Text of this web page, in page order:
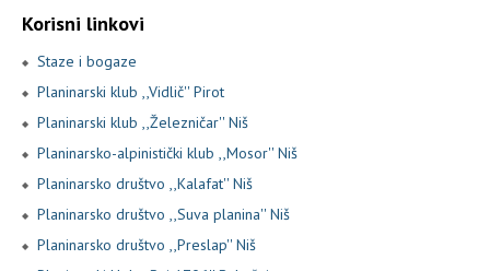
Korisni linkovi
Staze i bogaze
Planinarski klub ,,Vidlič'' Pirot
Planinarski klub ,,Železničar'' Niš
Planinarsko-alpinistički klub ,,Mosor'' Niš
Planinarsko društvo ,,Kalafat'' Niš
Planinarsko društvo ,,Suva planina'' Niš
Planinarsko društvo ,,Preslap'' Niš